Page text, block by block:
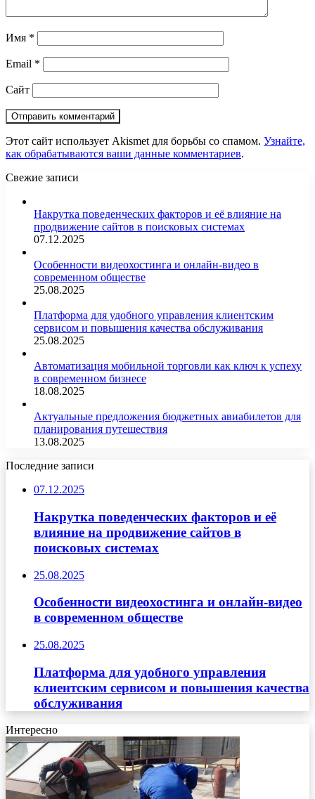
Имя *
Email *
Сайт
Этот сайт использует Akismet для борьбы со спамом. Узнайте,
как обрабатываются ваши данные комментариев.
Свежие записи
Накрутка поведенческих факторов и её влияние на
продвижение сайтов в поисковых системах
07.12.2025
Особенности видеохостинга и онлайн-видео в
современном обществе
25.08.2025
Платформа для удобного управления клиентским
сервисом и повышения качества обслуживания
25.08.2025
Автоматизация мобильной торговли как ключ к успеху
в современном бизнесе
18.08.2025
Актуальные предложения бюджетных авиабилетов для
планирования путешествия
13.08.2025
Последние записи
07.12.2025
Накрутка поведенческих факторов и её
влияние на продвижение сайтов в
поисковых системах
25.08.2025
Особенности видеохостинга и онлайн-видео
в современном обществе
25.08.2025
Платформа для удобного управления
клиентским сервисом и повышения качества
обслуживания
Интересно